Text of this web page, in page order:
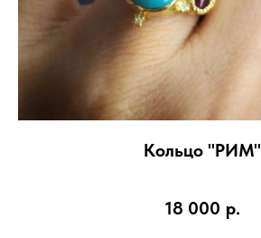
Кольцо "РИМ"
18 000 р.